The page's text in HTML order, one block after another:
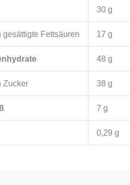
30 g
gesättigte Fettsäuren 17 g
48 g
Zucker 38 g
7 g
0,29 g